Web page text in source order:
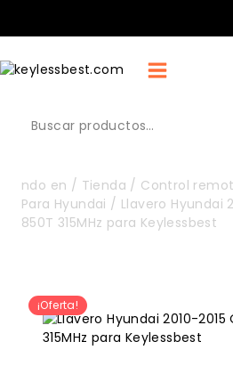
Buscar
ndo en / Tienda / Control
Para Hyundai / Llavero Hyundai
850T 315MHz para Keylessbest
¡Oferta!